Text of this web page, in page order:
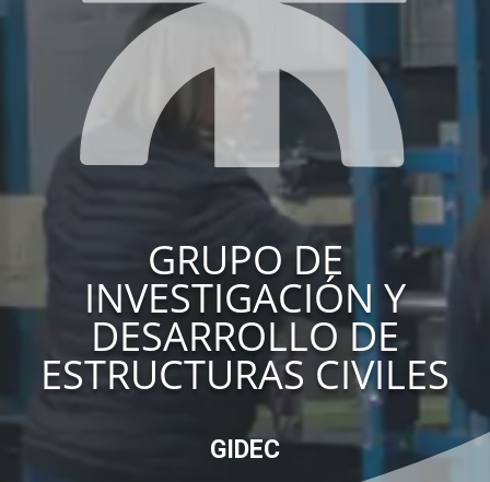
GRUPO DE
INVESTIGACIÓN Y
DESARROLLO DE
ESTRUCTURAS CIVILES
GIDEC